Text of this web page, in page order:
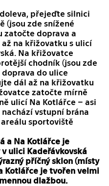
přejeďte silnici
(jsou zde snížené
zatočte doprava a
na křižovatku s ulicí
Na křižovatce
chodník (jsou zde
do ulice
dál až na křižovatku
zatočte mírně
ulicí Na Kotlářce – asi
vstupní brána
sportoviště
a Na Kotlářce je
ulici Kadeřávkovská
příčný sklon (místy
Kotlářce je tvořen velmi
dlažbou.